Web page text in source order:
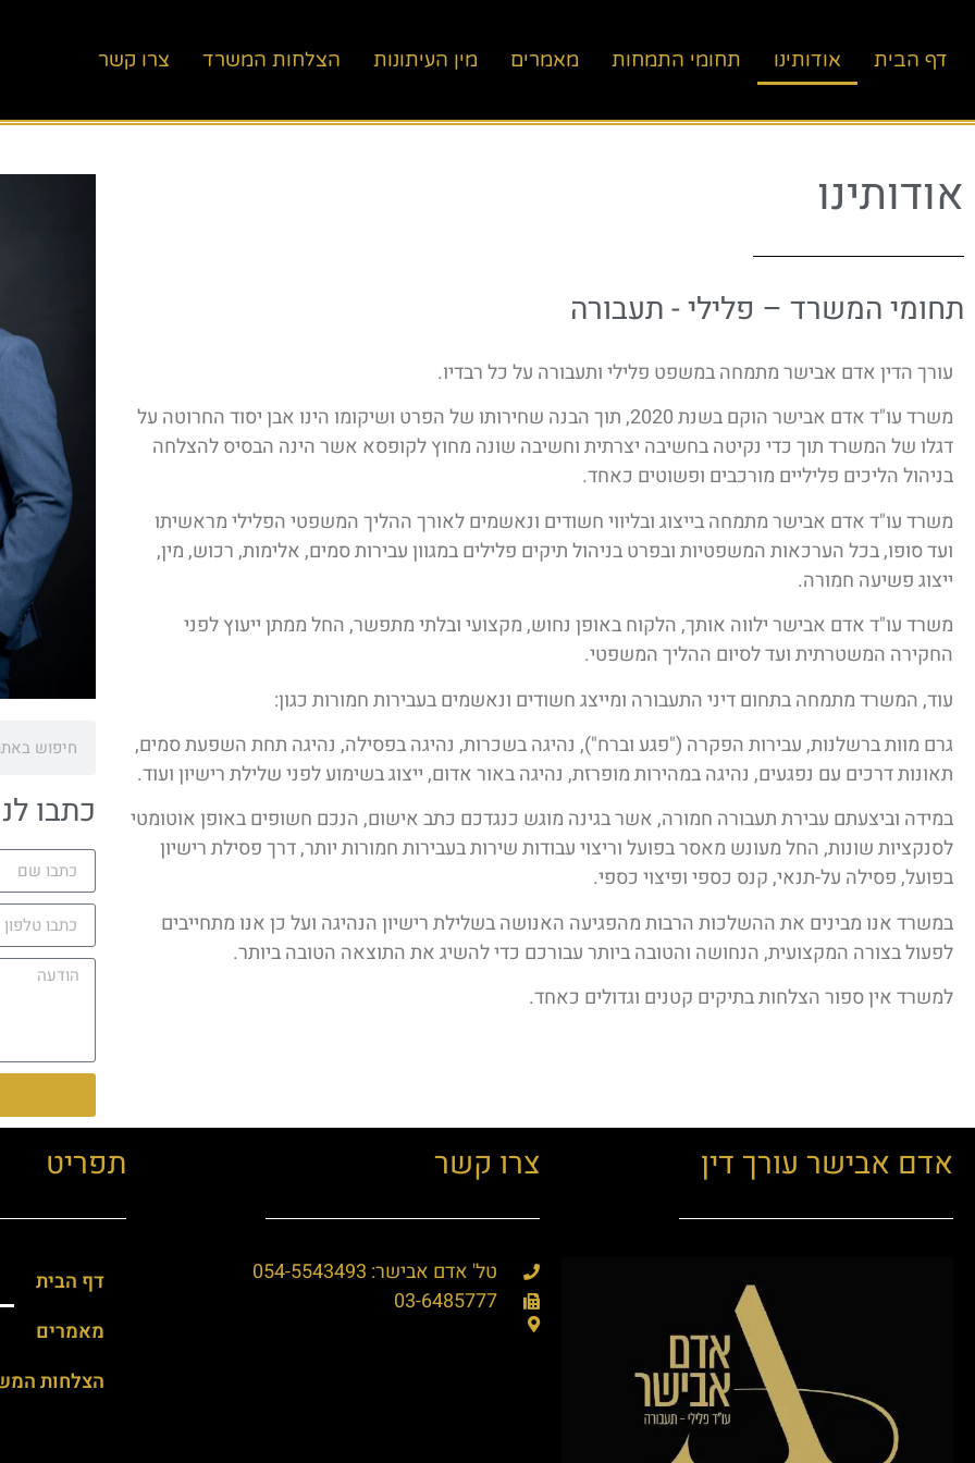
דף הבית אודותינו תחומי התמחות מאמרים מין העיתונות הצלחות המשרד צרו קשר
אודותינו
תחומי המשרד – פלילי - תעבורה
עורך הדין אדם אבישר מתמחה במשפט פלילי ותעבורה על כל רבדיו.
משרד עו"ד אדם אבישר הוקם בשנת 2020, תוך הבנה שחירותו של הפרט ושיקומו הינו אבן יסוד החרוטה על
דגלו של המשרד תוך כדי נקיטה בחשיבה יצרתית וחשיבה שונה מחוץ לקופסא אשר הינה הבסיס להצלחה
בניהול הליכים פליליים מורכבים ופשוטים כאחד.
משרד עו"ד אדם אבישר מתמחה בייצוג ובליווי חשודים ונאשמים לאורך ההליך המשפטי הפלילי מראשיתו
ועד סופו, בכל הערכאות המשפטיות ובפרט בניהול תיקים פלילים במגוון עבירות סמים, אלימות, רכוש, מין,
ייצוג פשיעה חמורה.
משרד עו"ד אדם אבישר ילווה אותך, הלקוח באופן נחוש, מקצועי ובלתי מתפשר, החל ממתן ייעוץ לפני
החקירה המשטרתית ועד לסיום ההליך המשפטי.
עוד, המשרד מתמחה בתחום דיני התעבורה ומייצג חשודים ונאשמים בעבירות חמורות כגון:
גרם מוות ברשלנות, עבירות הפקרה ("פגע וברח"), נהיגה בשכרות, נהיגה בפסילה, נהיגה תחת השפעת סמים,
תאונות דרכים עם נפגעים, נהיגה במהירות מופרזת, נהיגה באור אדום, ייצוג בשימוע לפני שלילת רישיון ועוד.
במידה וביצעתם עבירת תעבורה חמורה, אשר בגינה מוגש כנגדכם כתב אישום, הנכם חשופים באופן אוטומטי
לסנקציות שונות, החל מעונש מאסר בפועל וריצוי עבודות שירות בעבירות חמורות יותר, דרך פסילת רישיון
בפועל, פסילה על-תנאי, קנס כספי ופיצוי כספי.
במשרד אנו מבינים את ההשלכות הרבות מהפגיעה האנושה בשלילת רישיון הנהיגה ועל כן אנו מתחייבים
לפעול בצורה המקצועית, הנחושה והטובה ביותר עבורכם כדי להשיג את התוצאה הטובה ביותר.
למשרד אין ספור הצלחות בתיקים קטנים וגדולים כאחד.
כתבו
אדם אבישר עורך דין צרו קשר
טל' אדם אבישר: 054-5543493
03-6485777
תפריט
דף הבית
מאמרים
הצלחות